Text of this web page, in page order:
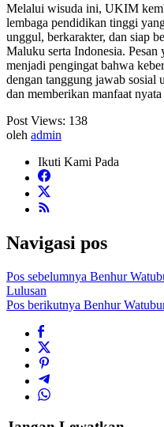
Melalui wisuda ini, UKIM
lembaga pendidikan tinggi
unggul, berkarakter, dan siap
Maluku serta Indonesia.
menjadi pengingat bahwa
dengan tanggung jawab sosial
dan memberikan manfaat
Post Views: 138
oleh admin
Ikuti Kami Pada
Navigasi pos
Pos sebelumnya Benhur
Lulusan
Pos berikutnya Benhur